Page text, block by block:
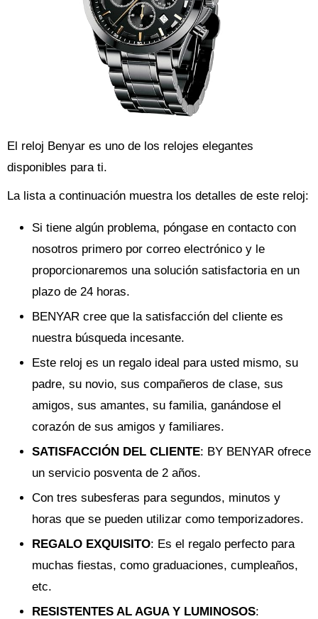
El reloj Benyar es uno de los relojes elegantes
disponibles para ti.
La lista a continuación muestra los detalles de este reloj:
Si tiene algún problema, póngase en contacto con
nosotros primero por correo electrónico y le
proporcionaremos una solución satisfactoria en un
plazo de 24 horas.
BENYAR cree que la satisfacción del cliente es
nuestra búsqueda incesante.
Este reloj es un regalo ideal para usted mismo, su
padre, su novio, sus compañeros de clase, sus
amigos, sus amantes, su familia, ganándose el
corazón de sus amigos y familiares.
SATISFACCIÓN DEL CLIENTE: BY BENYAR ofrece
un servicio posventa de 2 años.
Con tres subesferas para segundos, minutos y
horas que se pueden utilizar como temporizadores.
REGALO EXQUISITO: Es el regalo perfecto para
muchas fiestas, como graduaciones, cumpleaños,
etc.
RESISTENTES AL AGUA Y LUMINOSOS: